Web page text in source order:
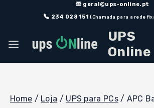
geral@ups-online.pt
234 028 151 (Chamada para a rede
UPS
Online
Home / Loja / UPS para PCs / APC